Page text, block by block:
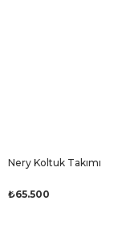
Nery Koltuk Takımı
₺65.500